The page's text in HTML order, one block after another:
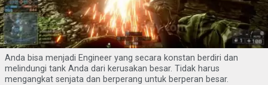
Anda bisa menjadi Engineer yang secara konstan berdiri dan
melindungi tank Anda dari kerusakan besar. Tidak harus
mengangkat senjata dan berperang untuk berperan besar.